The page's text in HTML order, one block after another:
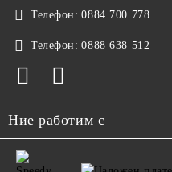
Телефон: 0884 700 778
Телефон: 0888 638 512
Ние работим с